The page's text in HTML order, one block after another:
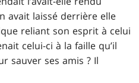
avait laissé derrière elle
reliant son esprit à celui
celui-ci à la faille qu’il
sauver ses amis ? Il